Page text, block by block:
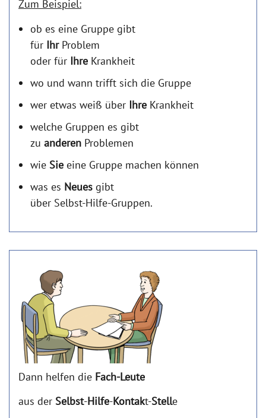
Zum Beispiel:
ob es eine Gruppe gibt
für IhrProblem
oder für Ihre Krankheit
wo und wann trifft sich die Gruppe
wer etwas weiß über Ihre Krankheit
welche Gruppen es gibt
zu anderen Problemen
wie Sie eine Gruppe machen können
was es Neues gibt
über Selbst-Hilfe-Gruppen.
Dann helfen die Fach-Leute
aus der Selbst-Hilfe-Kontakt-Stelle